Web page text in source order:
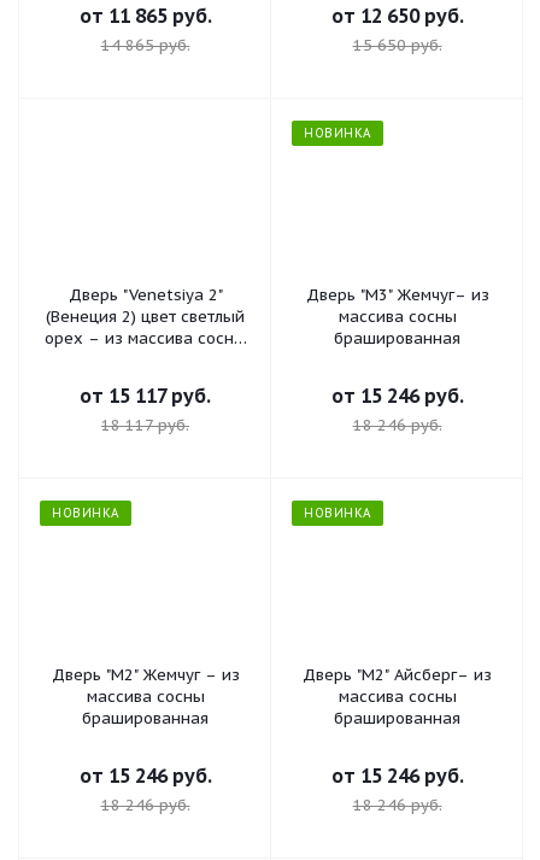
от 11 865 руб.
14 865 руб.
от 12 650 руб.
15 650 руб.
Дверь "Venetsiya 2"
(Венеция 2) цвет светлый
орех – из массива сосны
от 15 117 руб.
18 117 руб.
НОВИНКА
Дверь "М3" Жемчуг– из
массива сосны
брашированная
от 15 246 руб.
18 246 руб.
НОВИНКА
Дверь "М2" Жемчуг – из
массива сосны
брашированная
от 15 246 руб.
18 246 руб.
НОВИНКА
Дверь "М2" Айсберг– из
массива сосны
брашированная
от 15 246 руб.
18 246 руб.